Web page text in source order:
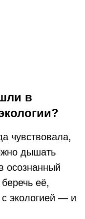
в
чувствовала,
дышать
осознанный
её,
экологией — и